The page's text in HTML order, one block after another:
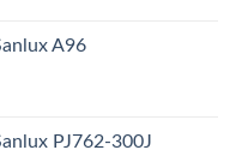
A96
PJ762-300J